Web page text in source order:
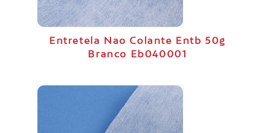
Entretela Nao Colante Entb 50g
Branco Eb040001